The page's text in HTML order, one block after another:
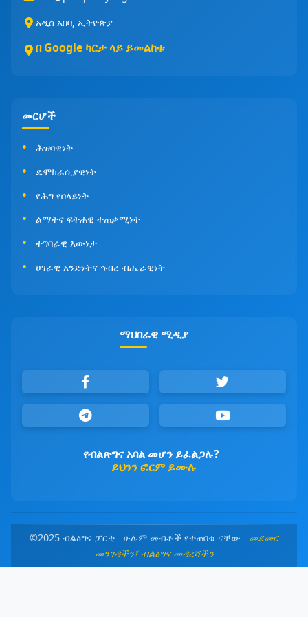
አዲስ አበባ, ኢትዮጵያ
በ Google ካርታ ላይ ይመልከቱ
መርሆች
ሕዝባዊነት
ዴሞክራሲያዊነት
የሕግ የበላይነት
ልማትና ፍትሐዊ ተጠቃሚነት
ተግባራዊ እውነታ
ሀገራዊ አንድነትና ኅብረ ብሔራዊነት
ማህበራዊ ሚዲያ
የብልጽግና አባል መሆን ይፈልጋሉ?
ይህንን ፎርም ይሙሉ
©2025 ብልፅግና ፓርቲ ሁሉም መብቶች የተጠበቁ ናቸው መደመር
መንገዳችን፤ ብልፅግና መዳረሻችን